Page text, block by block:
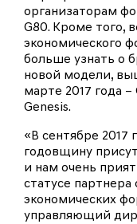
организаторам
G80. Кроме того,
экономического
больше узнать о
новой модели,
марте 2017 года
Genesis.
«В сентябре
годовщину
и нам очень
статусе
экономических
управляющий